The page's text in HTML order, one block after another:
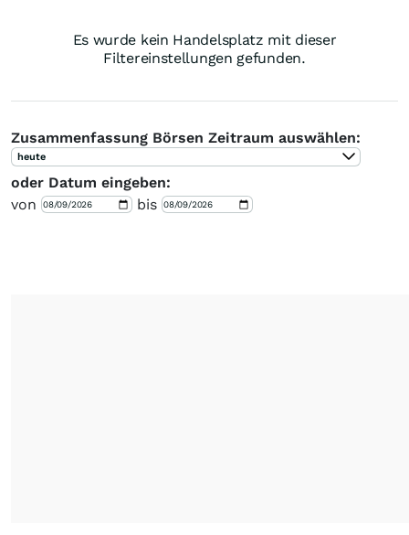
Es wurde kein Handelsplatz mit dieser
Filtereinstellungen gefunden.
Zusammenfassung Börsen Zeitraum auswählen:
heute
oder Datum eingeben:
von
bis